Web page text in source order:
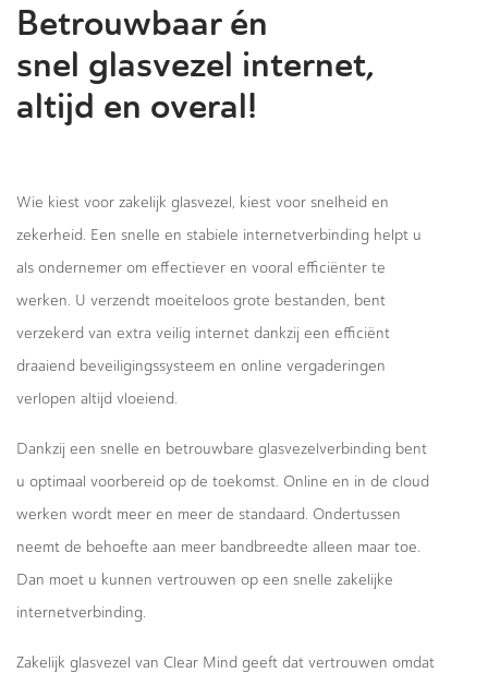
Betrouwbaar én
snel glasvezel internet,
altijd en overal!
Wie kiest voor zakelijk glasvezel, kiest voor snelheid en
zekerheid. Een snelle en stabiele internetverbinding helpt u
als ondernemer om effectiever en vooral efficiënter te
werken. U verzendt moeiteloos grote bestanden, bent
verzekerd van extra veilig internet dankzij een efficiënt
draaiend beveiligingssysteem en online vergaderingen
verlopen altijd vloeiend.
Dankzij een snelle en betrouwbare glasvezelverbinding bent
u optimaal voorbereid op de toekomst. Online en in de cloud
werken wordt meer en meer de standaard. Ondertussen
neemt de behoefte aan meer bandbreedte alleen maar toe.
Dan moet u kunnen vertrouwen op een snelle zakelijke
internetverbinding.
Zakelijk glasvezel van Clear Mind geeft dat vertrouwen omdat